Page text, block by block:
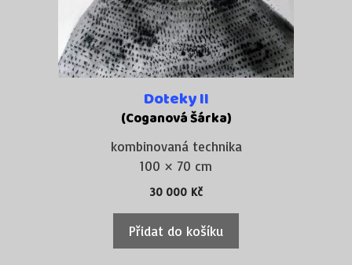
Doteky II
(Coganová Šárka)
kombinovaná technika
100 × 70 cm
30 000 Kč
Přidat do košíku